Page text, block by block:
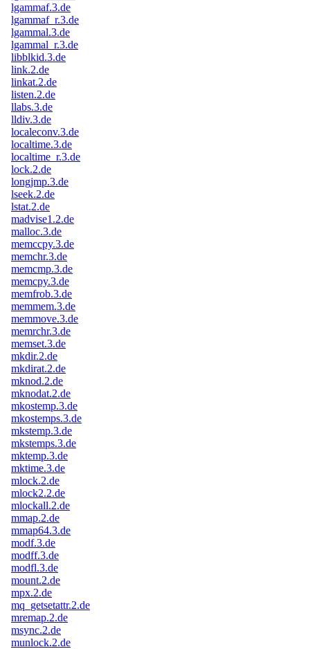
lgammaf.3.de
lgammaf_r.3.de
lgammal.3.de
lgammal_r.3.de
libblkid.3.de
link.2.de
linkat.2.de
listen.2.de
llabs.3.de
lldiv.3.de
localeconv.3.de
localtime.3.de
localtime_r.3.de
lock.2.de
longjmp.3.de
lseek.2.de
lstat.2.de
madvise1.2.de
malloc.3.de
memccpy.3.de
memchr.3.de
memcmp.3.de
memcpy.3.de
memfrob.3.de
memmem.3.de
memmove.3.de
memrchr.3.de
memset.3.de
mkdir.2.de
mkdirat.2.de
mknod.2.de
mknodat.2.de
mkostemp.3.de
mkostemps.3.de
mkstemp.3.de
mkstemps.3.de
mktemp.3.de
mktime.3.de
mlock.2.de
mlock2.2.de
mlockall.2.de
mmap.2.de
mmap64.3.de
modf.3.de
modff.3.de
modfl.3.de
mount.2.de
mpx.2.de
mq_getsetattr.2.de
mremap.2.de
msync.2.de
munlock.2.de